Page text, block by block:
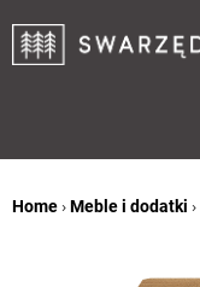
Home ›Meble i dodatki ›